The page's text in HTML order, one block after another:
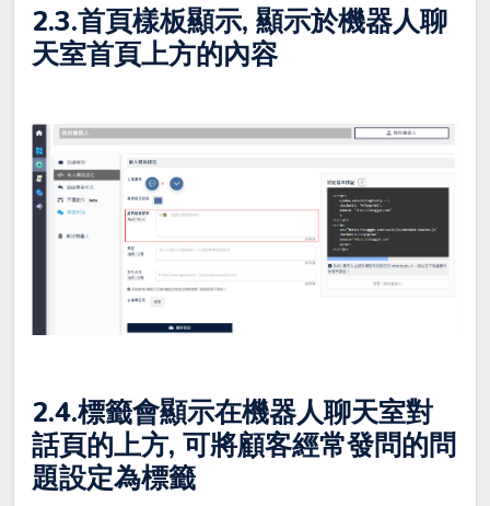
2.3.首頁樣板顯示, 顯示於機器人聊
天室首頁上方的內容
2.4.標籤會顯示在機器人聊天室對
話頁的上方, 可將顧客經常發問的問
題設定為標籤